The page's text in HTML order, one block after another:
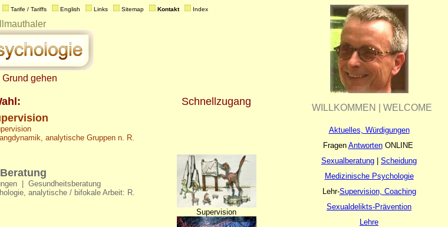
Tarife / Tariffs English Links Sitemap Kontakt Index
Mag. Dr. Volkmar J. Ellmauthaler
gehen
Schnellzugang
analytische Gruppen n. R.
| Gesundheitsberatung
analytische / bifokale Arbeit: R.
Supervision
WILLKOMMEN | WELCOME
Aktuelles, Würdigungen
Fragen AntwortenONLINE
Sexualberatung
Scheidung
Medizinische Psychologie
Lehr-Supervision, Coaching
Sexualdelikts-Prävention
Lehre